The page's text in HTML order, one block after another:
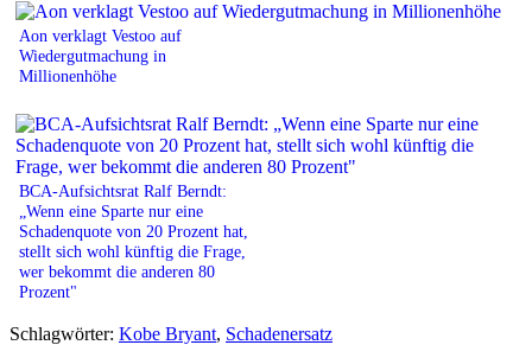
Aon verklagt Vestoo auf
Wiedergutmachung in
Millionenhöhe
BCA-Aufsichtsrat Ralf Berndt:
„Wenn eine Sparte nur eine
Schadenquote von 20 Prozent hat,
stellt sich wohl künftig die Frage,
wer bekommt die anderen 80
Prozent"
Schlagwörter: Kobe Bryant, Schadenersatz